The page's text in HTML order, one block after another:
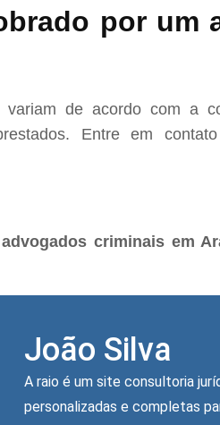
por um
variam de acordo com a
Entre em
advogados criminais em
João Silva
A raio é um site consultoria
personalizadas e completas